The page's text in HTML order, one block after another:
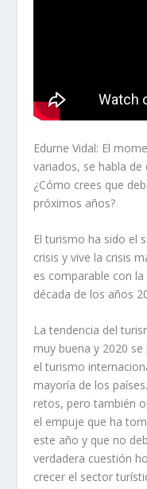
Edurne Vidal: El
variados, se habla de
¿Cómo crees que
próximos años?
El turismo ha sido el
crisis y vive la crisis
es comparable con
década de los años
La tendencia del
muy buena y 2020
el turismo
mayoría de los
retos, pero también
el empuje que ha
este año y que no
verdadera cuestión
crecer el sector